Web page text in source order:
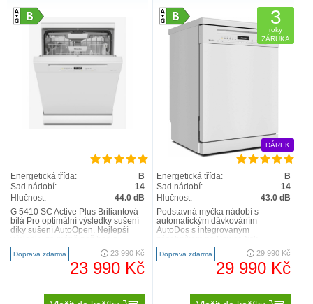
Chytře propojeno
S naším inovativním systémem
Miele@home
využijete potenciál svých přístrojů Miele naplno a
váš všední den tak bude ještě flexibilnější. Všechny
inteligentní domácí přístroje Miele lze pohodlně a
bezpečně propojit. Obsluha je snadná – ať už
pomocí aplikace Miele, hlasového ovládání, nebo
integrací do stávajících řešení pro chytrou
a cloud Miele.
Energetická třída:
B
Sad nádobí:
14
Hlučnost:
44.0 dB
G 5410 SC Active Plus Briliantová
bílá Pro optimální výsledky sušení
díky sušení AutoOpen. Nejlepší
QuickPowerWash ..
Doprava zdarma 23 990 Kč
23 990 Kč
3
roky
ZÁRUKA
DÁREK
Energetická třída:
B
Sad nádobí:
14
Hlučnost:
43.0 dB
Podstavná myčka nádobí s
automatickým dávkováním
AutoDos s integrovaným
Inovativní design a max. komfort –
příborová zásuvk..
Doprava zdarma 29 990 Kč
29 990 Kč